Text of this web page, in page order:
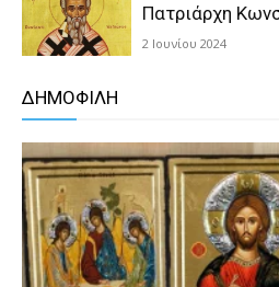
Πατριάρχη
2 Ιουνίου 2024
ΔΗΜΟΦΙΛΗ